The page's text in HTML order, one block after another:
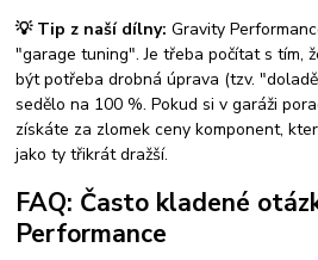
💡 Tip z naší dílny: Gravity
"garage tuning". Je třeba počítat s tím,
být potřeba drobná úprava (tzv.
sedělo na 100 %. Pokud si v garáži
získáte za zlomek ceny komponent,
jako ty třikrát dražší.
FAQ: Často kladené
Performance